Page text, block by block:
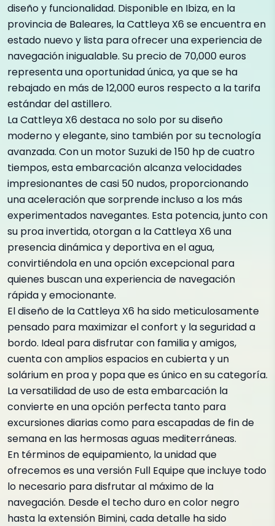
diseño y funcionalidad. Disponible en Ibiza, en la
provincia de Baleares, la Cattleya X6 se encuentra en
estado nuevo y lista para ofrecer una experiencia de
navegación inigualable. Su precio de 70,000 euros
representa una oportunidad única, ya que se ha
rebajado en más de 12,000 euros respecto a la tarifa
estándar del astillero.
La Cattleya X6 destaca no solo por su diseño
moderno y elegante, sino también por su tecnología
avanzada. Con un motor Suzuki de 150 hp de cuatro
tiempos, esta embarcación alcanza velocidades
impresionantes de casi 50 nudos, proporcionando
una aceleración que sorprende incluso a los más
experimentados navegantes. Esta potencia, junto con
su proa invertida, otorgan a la Cattleya X6 una
presencia dinámica y deportiva en el agua,
convirtiéndola en una opción excepcional para
quienes buscan una experiencia de navegación
rápida y emocionante.
El diseño de la Cattleya X6 ha sido meticulosamente
pensado para maximizar el confort y la seguridad a
bordo. Ideal para disfrutar con familia y amigos,
cuenta con amplios espacios en cubierta y un
solárium en proa y popa que es único en su categoría.
La versatilidad de uso de esta embarcación la
convierte en una opción perfecta tanto para
excursiones diarias como para escapadas de fin de
semana en las hermosas aguas mediterráneas.
En términos de equipamiento, la unidad que
ofrecemos es una versión Full Equipe que incluye todo
lo necesario para disfrutar al máximo de la
navegación. Desde el techo duro en color negro
hasta la extensión Bimini, cada detalle ha sido